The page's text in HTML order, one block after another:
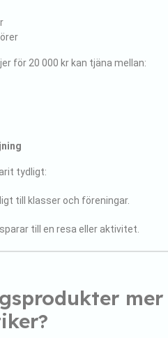
för 20 000 kr kan tjäna mellan:
tydligt:
till klasser och föreningar.
till en resa eller aktivitet.
mer